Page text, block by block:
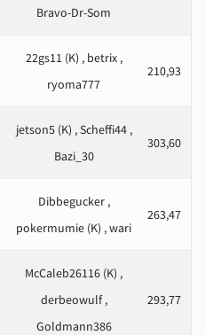
Bravo-Dr-Som
22gs11 (K) , betrix ,
ryoma777
210,93
jetson5 (K) , Scheffi44 ,
Bazi_30
303,60
Dibbegucker ,
pokermumie (K) , wari
263,47
McCaleb26116 (K) ,
derbeowulf ,
Goldmann386
293,77